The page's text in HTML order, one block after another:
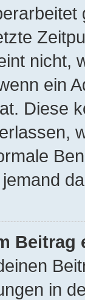
nicht,
ein
Diese
in